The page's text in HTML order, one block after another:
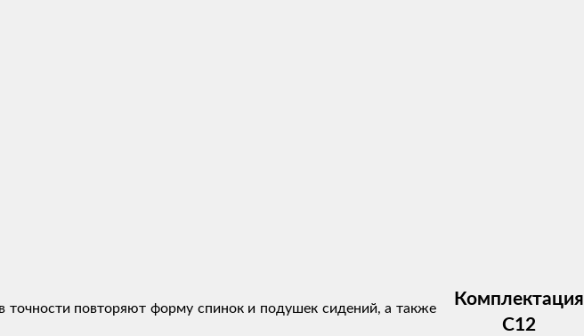
точности повторяют форму спинок и подушек сидений, а также
Комплектация
C12